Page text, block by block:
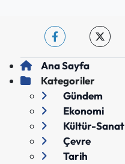
Ana Sayfa
Kategoriler
Gündem
Ekonomi
Kültür-Sanat
Çevre
Tarih